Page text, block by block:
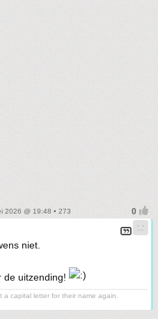
2026 @ 19:48 • 273
niet.
de uitzending!
capital letter for their name again.